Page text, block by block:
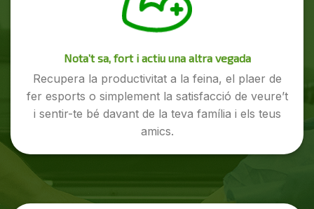
Nota’t sa, fort i actiu una altra vegada
Recupera la productivitat a la feina, el plaer de
fer esports o simplement la satisfacció de veure’t
i sentir-te bé davant de la teva família i els teus
amics.